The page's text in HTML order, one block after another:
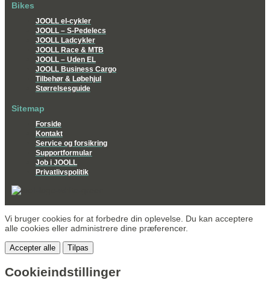
Bikes
JOOLL el-cykler
JOOLL – S-Pedelecs
JOOLL Ladcykler
JOOLL Race & MTB
JOOLL – Uden EL
JOOLL Business Cargo
Tilbehør & Løbehjul
Størrelsesguide
Sitemap
Forside
Kontakt
Service og forsikring
Supportformular
Job i JOOLL
Privatlivspolitik
Vi bruger cookies for at forbedre din oplevelse. Du kan acceptere
alle cookies eller administrere dine præferencer.
Accepter alle Tilpas
Cookieindstillinger